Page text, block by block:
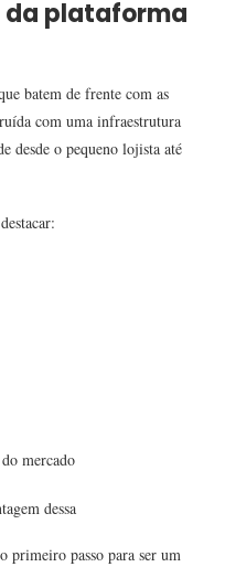
da plataforma
batem de frente com as
com uma infraestrutura
desde o pequeno lojista até
mercado
dessa
primeiro passo para ser um